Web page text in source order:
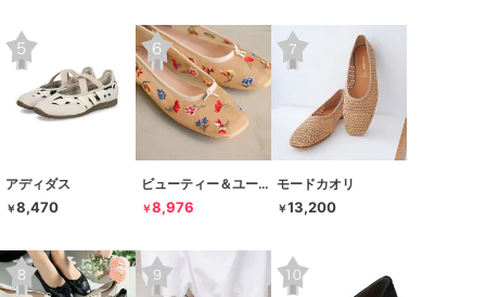
アディダス
￥8,470
ビューティー＆ユース ユナイテッドアローズ
￥8,976
モードカオリ
￥13,200